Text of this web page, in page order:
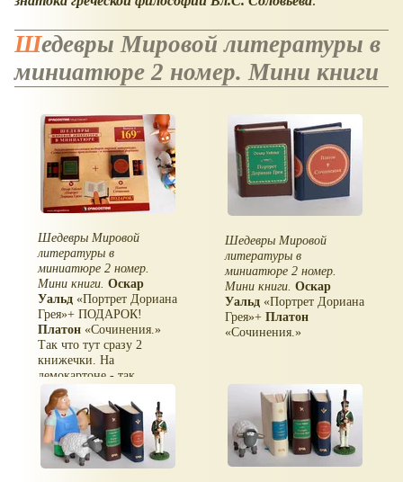
Шедевры Мировой литературы в
миниатюре 2 номер. Мини книги
Шедевры Мировой
литературы в
миниатюре 2 номер.
Мини книги.Оскар
Уальд Портрет Дориана
Грея + ПОДАРОК!
Платон
Сочинения.
Так что тут сразу 2
книжечки. На
демокартоне - так
продаются.
Шедевры Мировой
литературы в
миниатюре 2 номер.
Мини книги.Оскар
Уальд Портрет Дориана
Грея +Платон
Сочинения.